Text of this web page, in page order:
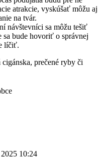
atrakcie, vyskúšať môžu aj
na tvár.
návštevníci sa môžu tešiť
sa bude hovoriť o správnej
líčiť.
prečené ryby či
10:24